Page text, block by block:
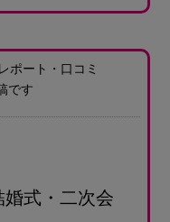
ポート・口コミ
です
婚式・二次会